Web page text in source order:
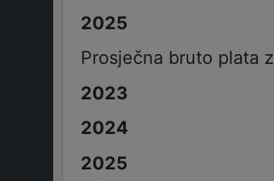
Prosječna bruto plata